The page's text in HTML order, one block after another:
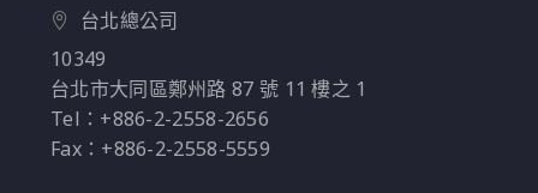
台北總公司
10349
台北市大同區鄭州路 87 號 11 樓之 1
Tel：+886-2-2558-2656
Fax：+886-2-2558-5559